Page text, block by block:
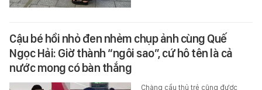
Cậu bé hồi nhỏ đen nhẻm chụp ảnh cùng Quế
Ngọc Hải: Giờ thành “ngôi sao”, cứ hô tên là cả
nước mong có bàn thắng
Chàng cầu thủ trẻ cũng được